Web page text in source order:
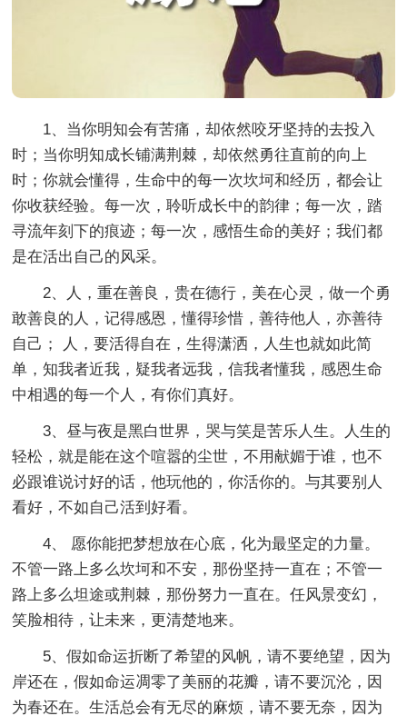
1、当你明知会有苦痛，却依然咬牙坚持的去投入
时；当你明知成长铺满荆棘，却依然勇往直前的向上
时；你就会懂得，生命中的每一次坎坷和经历，都会让
你收获经验。每一次，聆听成长中的韵律；每一次，踏
寻流年刻下的痕迹；每一次，感悟生命的美好；我们都
是在活出自己的风采。
2、人，重在善良，贵在德行，美在心灵，做一个勇
敢善良的人，记得感恩，懂得珍惜，善待他人，亦善待
自己； 人，要活得自在，生得潇洒，人生也就如此简
单，知我者近我，疑我者远我，信我者懂我，感恩生命
中相遇的每一个人，有你们真好。
3、昼与夜是黑白世界，哭与笑是苦乐人生。人生的
轻松，就是能在这个喧嚣的尘世，不用献媚于谁，也不
必跟谁说讨好的话，他玩他的，你活你的。与其要别人
看好，不如自己活到好看。
4、 愿你能把梦想放在心底，化为最坚定的力量。
不管一路上多么坎坷和不安，那份坚持一直在；不管一
路上多么坦途或荆棘，那份努力一直在。任风景变幻，
笑脸相待，让未来，更清楚地来。
5、假如命运折断了希望的风帆，请不要绝望，因为
岸还在，假如命运凋零了美丽的花瓣，请不要沉沦，因
为春还在。生活总会有无尽的麻烦，请不要无奈，因为